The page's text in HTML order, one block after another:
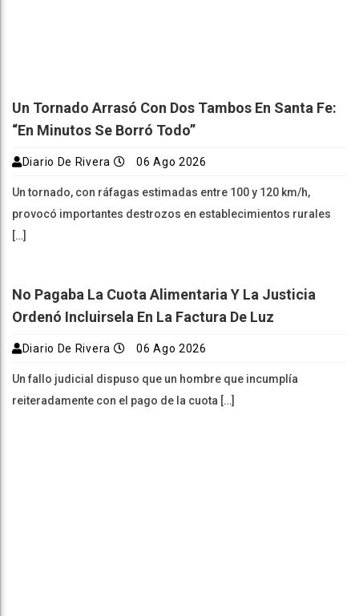
Un Tornado Arrasó Con Dos Tambos En Santa Fe:
“En Minutos Se Borró Todo”
Diario De Rivera 06 Ago 2026
Un tornado, con ráfagas estimadas entre 100 y 120 km/h,
provocó importantes destrozos en establecimientos rurales
[…]
No Pagaba La Cuota Alimentaria Y La Justicia
Ordenó Incluirsela En La Factura De Luz
Diario De Rivera 06 Ago 2026
Un fallo judicial dispuso que un hombre que incumplía
reiteradamente con el pago de la cuota […]